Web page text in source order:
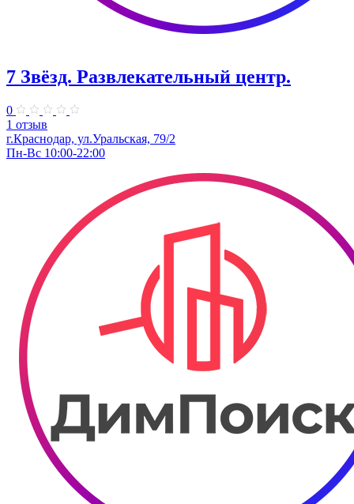
7 Звёзд. Развлекательный центр.
0
1 отзыв
г.Краснодар, ул.Уральская, 79/2
Пн-Вс 10:00-22:00